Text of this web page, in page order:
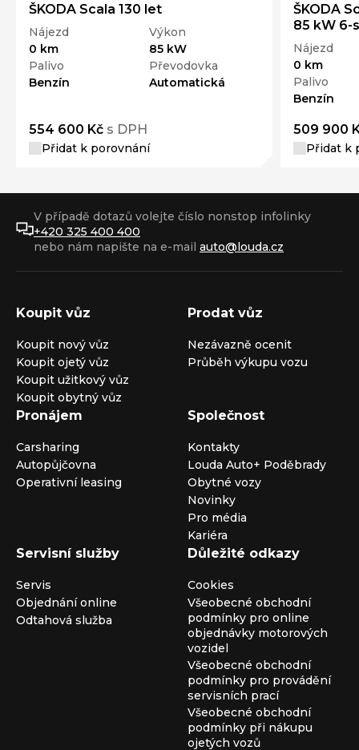
ŠKODA Scala 130 let
Nájezd
0 km
Výkon
85 kW
Palivo
Benzín
Převodovka
Automatická
554 600 Kč s DPH
Přidat k porovnání
ŠKODA
85 kW 6-
Nájezd
0 km
Palivo
Benzín
509 900
Přidat k
V případě dotazů volejte číslo nonstop infolinky
+420 325 400 400
nebo nám napište na e-mail auto@louda.cz
Koupit vůz
Koupit nový vůz
Koupit ojetý vůz
Koupit užitkový vůz
Koupit obytný vůz
Prodat vůz
Nezávazně ocenit
Průběh výkupu vozu
Pronájem
Carsharing
Autopůjčovna
Operativní leasing
Společnost
Kontakty
Louda Auto+ Poděbrady
Obytné vozy
Novinky
Pro média
Kariéra
Servisní služby
Servis
Objednání online
Odtahová služba
Důležité odkazy
Cookies
Všeobecné obchodní
podmínky pro online
objednávky motorových
vozidel
Všeobecné obchodní
podmínky pro provádění
servisních prací
Všeobecné obchodní
podmínky při nákupu
ojetých vozů